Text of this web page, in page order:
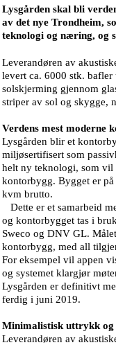
Lysgården skal bli
av det nye Trondheim,
teknologi og næring, og
Leverandøren av
levert ca. 6000 stk. bafler
solskjerming gjennom
striper av sol og skygge,
Verdens mest moderne
Lysgården blir et
miljøsertifisert som
helt ny teknologi, som vil
kontorbygg. Bygget er på
kvm brutto.
Dette er et samarbeid
og kontorbygget tas i
Sweco og DNV GL.
kontorbygg, med all
For eksempel vil appen
og systemet klargjør
Lysgården er definitivt
ferdig i juni 2019.
Minimalistisk uttrykk og
Leverandøren av